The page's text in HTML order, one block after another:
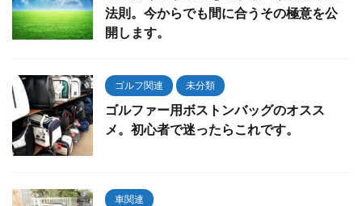
法則。今からでも間に合うその極意を公
開します。
ゴルフ関連 未分類
ゴルファー用ボストンバッグのオスス
メ。初心者で迷ったらこれです。
車関連